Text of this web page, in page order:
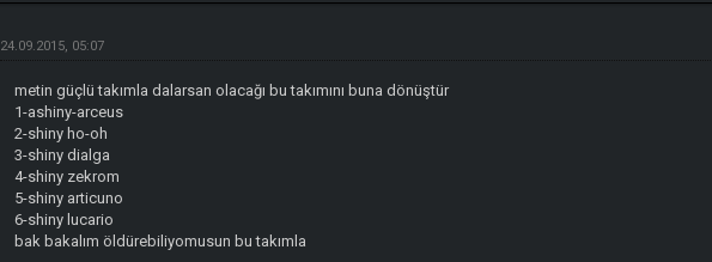
24.09.2015, 05:07
metin güçlü takımla dalarsan olacağı bu takımını buna dönüştür
1-ashiny-arceus
2-shiny ho-oh
3-shiny dialga
4-shiny zekrom
5-shiny articuno
6-shiny lucario
bak bakalım öldürebiliyomusun bu takımla